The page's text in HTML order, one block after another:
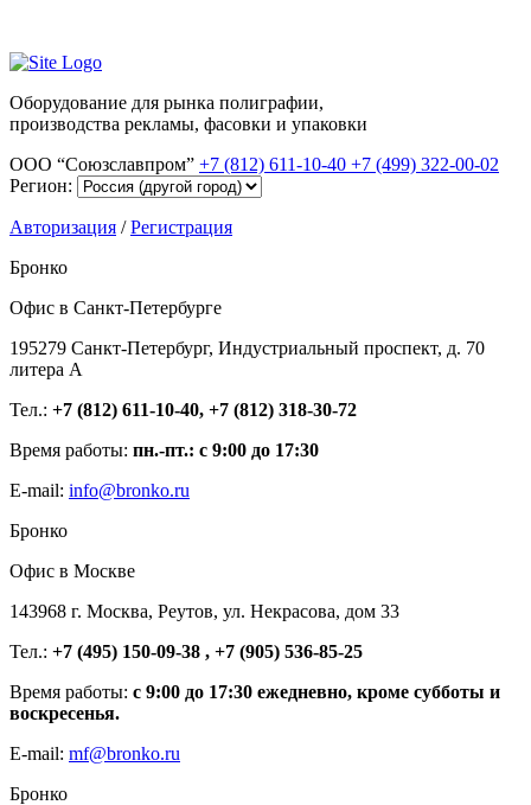
Оборудование для рынка полиграфии,
производства рекламы, фасовки и упаковки
ООО “Союзславпром” +7 (812) 611-10-40 +7 (499) 322-00-02
Регион:
Авторизация /Регистрация
Бронко
Офис в Санкт-Петербурге
195279 Санкт-Петербург, Индустриальный проспект, д. 70
литера А
Тел.: +7 (812) 611-10-40, +7 (812) 318-30-72
Время работы: пн.-пт.: с 9:00 до 17:30
E-mail: info@bronko.ru
Бронко
Офис в Москве
143968 г. Москва, Реутов, ул. Некрасова, дом 33
Тел.: +7 (495) 150-09-38 , +7 (905) 536-85-25
Время работы: с 9:00 до 17:30 ежедневно, кроме субботы и
воскресенья.
E-mail: mf@bronko.ru
Бронко